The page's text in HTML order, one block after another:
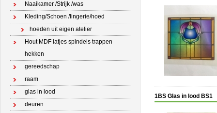
Naaikamer /Strijk /was
Kleding/Schoen /lingerie/hoed
hoeden uit eigen atelier
Hout MDF latjes spindels trappen
hekken
gereedschap
raam
glas in lood
deuren
1BS Glas in lood BS1